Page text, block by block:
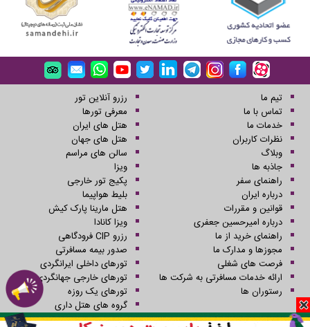
تیم ما
تماس با ما
خدمات ما
نظرات کاربران
وبلاگ
جاذبه ها
راهنمای سفر
درباره ایران
قوانین و مقررات
درباره امیرحسین جعفری
راهنمای خرید از ما
مجوزها و مدارک ما
فرصت های شغلی
ارائه خدمات مسافرتی به شرکت ها
رستوران ها
رزرو آنلاین تور
معرفی تورها
هتل های ایران
هتل های جهان
سالن های مراسم
ویزا
پکیج تور خارجی
بلیط هواپیما
هتل مارینا پارک کیش
ویزا کانادا
رزرو CIP فرودگاهی
صدور بیمه مسافرتی
تورهای داخلی ایرانگردی
تورهای خارجی جهانگردی
تورهای یک روزه
گروه های هتل داری